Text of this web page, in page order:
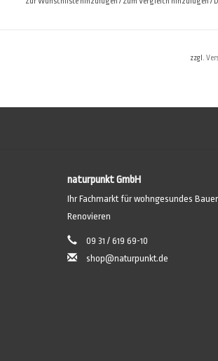
zzgl.
naturpunkt GmbH
Ihr Fachmarkt für wohngesundes
Renovieren
09 31 / 619 69-10
shop@naturpunkt.de